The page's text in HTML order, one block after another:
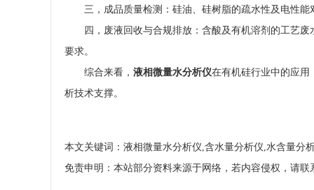
三，成品质量检测：硅油、硅树脂的疏水性及电性
四，废液回收与合规排放：含酸及有机溶剂的工艺
要求。
综合来看， 液相微量水分析仪在有机硅行业中的应用
析技术支撑。
本文关键词：液相微量水分析仪,含水量分析仪,水含量分
免责申明：本站部分资料来源于网络，若内容侵权，请